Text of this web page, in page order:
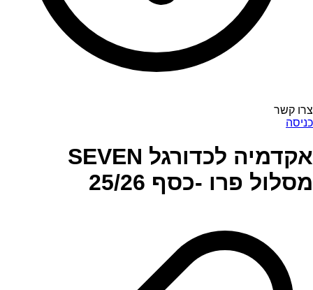
צרו קשר
כניסה
אקדמיה לכדורגל SEVEN
מסלול פרו -כסף 25/26